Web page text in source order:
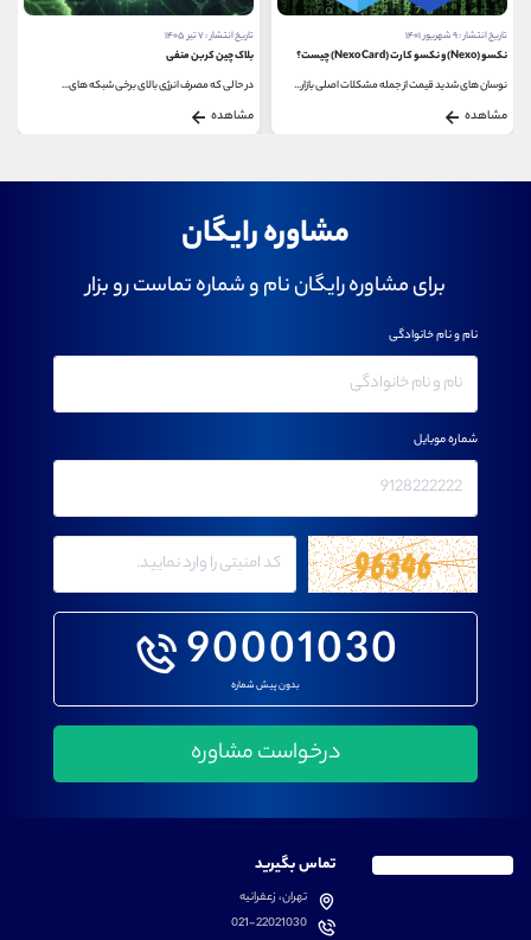
تاریخ انتشار : ۹ شهریور ۱۴۰۱
نکسو (Nexo) و نکسو کارت (Nexo Card) چیست؟
نوسان‌ های شدید قیمت از جمله مشکلات اصلی بازار...
مشاهده
تاریخ انتشار : ۷ تیر ۱۴۰۵
بلاک چین کربن منفی
در حالی که مصرف انرژی بالای برخی شبکه‌ های...
مشاهده
مشاوره رایگان
برای مشاوره رایگان نام و شماره تماست رو بزار
90001030
بدون پیش شماره
نام و نام خانوادگی
شماره موبایل
تماس بگیرید
تهران، زعفرانیه
021-22021030